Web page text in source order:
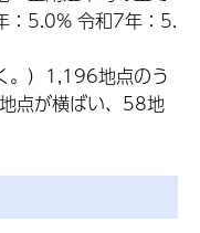
：5.0% 令和7年：5.
。）1,196地点のう
点が横ばい、58地